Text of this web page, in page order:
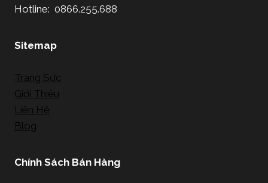
Hotline: 0866.255.688
Sitemap
Trang Sức
Giới Thiệu
Liên Hệ
Blog
Chính Sách Bán Hàng